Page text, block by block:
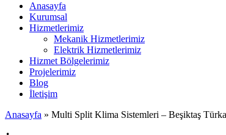
Anasayfa
Kurumsal
Hizmetlerimiz
Mekanik Hizmetlerimiz
Elektrik Hizmetlerimiz
Hizmet Bölgelerimiz
Projelerimiz
Blog
İletişim
Anasayfa » Multi Split Klima Sistemleri – Beşiktaş